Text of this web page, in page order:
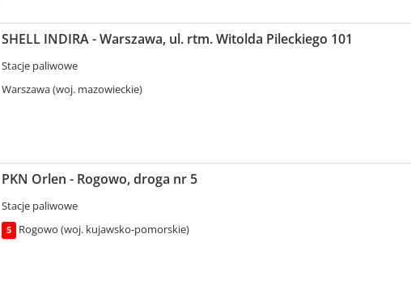
SHELL INDIRA - Warszawa, ul. rtm. Witolda Pileckiego 101
Stacje paliwowe
Warszawa (woj. mazowieckie)
PKN Orlen - Rogowo, droga nr 5
Stacje paliwowe
5 Rogowo (woj. kujawsko-pomorskie)